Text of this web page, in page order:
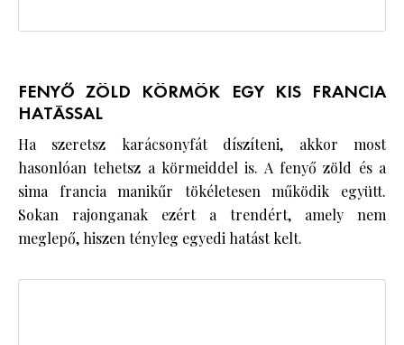
FENYŐ ZÖLD KÖRMÖK EGY KIS FRANCIA
HATÁSSAL
Ha szeretsz karácsonyfát díszíteni, akkor most
hasonlóan tehetsz a körmeiddel is. A fenyő zöld és a
sima francia manikűr tökéletesen működik együtt.
Sokan rajonganak ezért a trendért, amely nem
meglepő, hiszen tényleg egyedi hatást kelt.